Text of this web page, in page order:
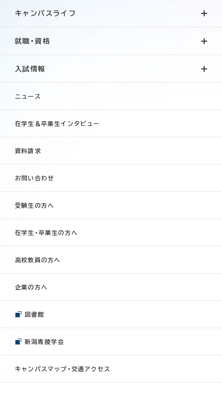
キャンパスライフ
就職・資格
入試情報
ニュース
在学生＆卒業生インタビュー
資料請求
お問い合わせ
受験生の方へ
在学生・卒業生の方へ
高校教員の方へ
企業の方へ
図書館
新潟青陵学会
キャンパスマップ・交通アクセス